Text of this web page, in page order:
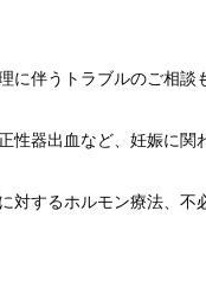
に伴うトラブルのご相談
性器出血など、妊娠に関
対するホルモン療法、